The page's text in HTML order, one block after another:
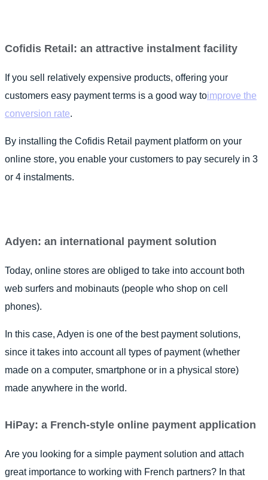
Cofidis Retail: an attractive instalment facility
If you sell relatively expensive products, offering your
customers easy payment terms is a good way toimprove the
conversion rate.
By installing the Cofidis Retail payment platform on your
online store, you enable your customers to pay securely in 3
or 4 instalments.
Adyen: an international payment solution
Today, online stores are obliged to take into account both
web surfers and mobinauts (people who shop on cell
phones).
In this case, Adyen is one of the best payment solutions,
since it takes into account all types of payment (whether
made on a computer, smartphone or in a physical store)
made anywhere in the world.
HiPay: a French-style online payment application
Are you looking for a simple payment solution and attach
great importance to working with French partners? In that